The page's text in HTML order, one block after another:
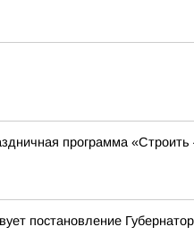
программа «Строить
постановление